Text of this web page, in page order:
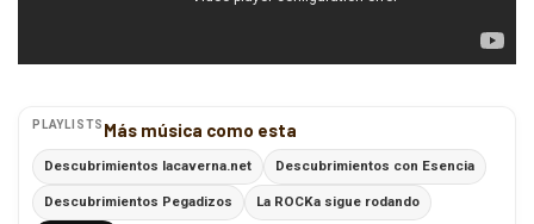
PLAYLISTS Más música como esta
Descubrimientos lacaverna.net Descubrimientos con Esencia
Descubrimientos Pegadizos La ROCKa sigue rodando